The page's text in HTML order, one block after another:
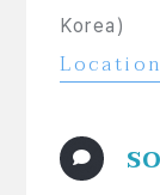
Korea)
Location